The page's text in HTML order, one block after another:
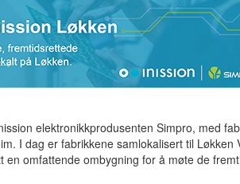
elektronikkprodusenten Simpro, med
I dag er fabrikkene samlokalisert til Løkken
en omfattende ombygning for å møte de